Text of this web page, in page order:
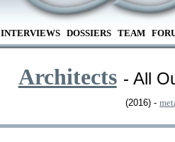
INTERVIEWS DOSSIERS TEAM
Architects - All
(2016) -